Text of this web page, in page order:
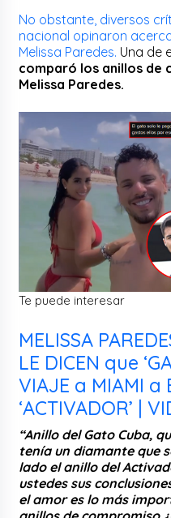
No obstante, diversos
nacional opinaron
Melissa Paredes. Una de
comparó los anillos de
Melissa Paredes.
Te puede interesar
MELISSA
LE DICEN que
VIAJE a MIAMI a
‘ACTIVADOR’ |
“Anillo del Gato Cuba,
tenía un diamante que
lado el anillo del
ustedes sus
el amor es lo más